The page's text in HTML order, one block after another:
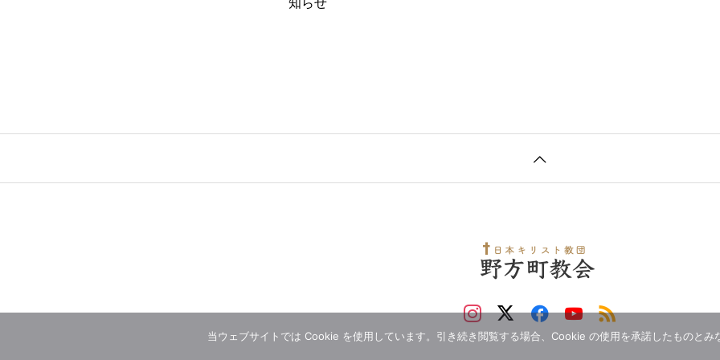
知らせ
当ウェブサイトでは Cookie を使用しています。引き続き閲覧する場合、Cookie の使用を承諾したものとみ